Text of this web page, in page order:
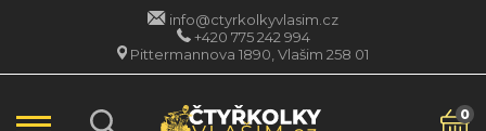
info@ctyrkolkyvlasim.cz
+420 775 242 994
Pittermannova 1890, Vlašim 258 01
0